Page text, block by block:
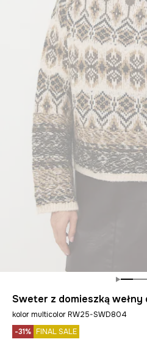
Sweter z domieszką
kolor multicolor RW25-SWD804
-31% FINAL SALE